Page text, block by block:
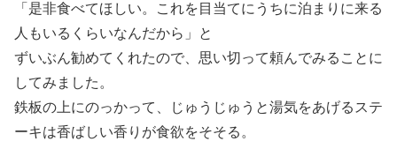
「是非食べてほしい。これを目当てにうちに泊まりに来る
人もいるくらいなんだから」と
ずいぶん勧めてくれたので、思い切って頼んでみることに
してみました。
鉄板の上にのっかって、じゅうじゅうと湯気をあげるステ
ーキは香ばしい香りが食欲をそそる。